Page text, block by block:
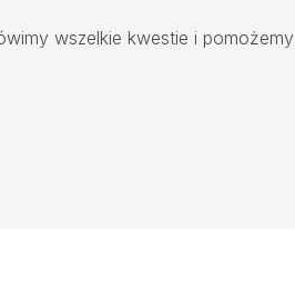
wszelkie kwestie i pomożemy